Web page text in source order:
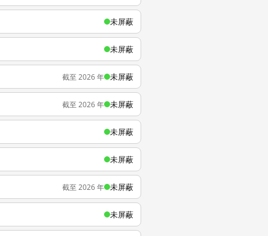
未屏蔽
未屏蔽
截至 2026 年 未屏蔽
截至 2026 年 未屏蔽
未屏蔽
未屏蔽
截至 2026 年 未屏蔽
未屏蔽